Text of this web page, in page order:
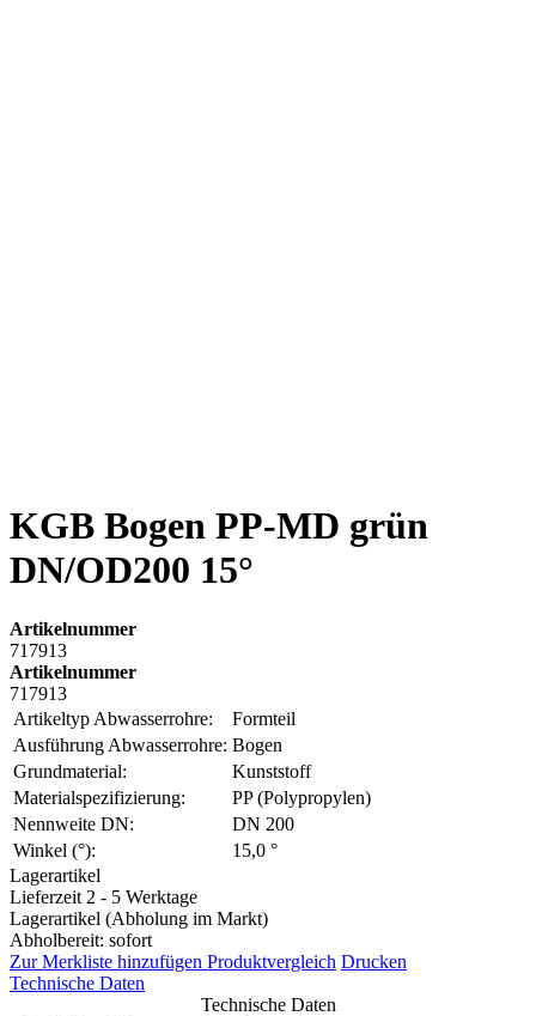
KGB Bogen PP-MD grün
DN/OD200 15°
Artikelnummer
717913
Artikelnummer
717913
Artikeltyp Abwasserrohre:
Formteil
Ausführung Abwasserrohre: Bogen
Grundmaterial:
Kunststoff
Materialspezifizierung:
PP (Polypropylen)
Nennweite DN:
DN 200
Winkel (°):
15,0 °
Lagerartikel
Lieferzeit 2 - 5 Werktage
Lagerartikel (Abholung im Markt)
Abholbereit: sofort
Zur Merkliste hinzufügen Produktvergleich Drucken
Technische Daten
Technische Daten